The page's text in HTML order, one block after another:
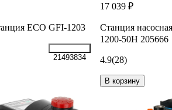
ECO GFI-1203
21493834
17 039 ₽
Станция
1200-50Н 205666
4.9(28)
В корзину